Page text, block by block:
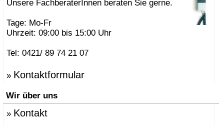
»amei
» Andrea Crosetta
»Andreas Ulbricht
»Anna-Maria Nilsson
»Antonio Norero
»Apartment 8
»Arne Jacobsen
»Atmosphere Globus
Unsere FachberaterInnen beraten Sie gerne.
Tage: Mo-Fr
Uhrzeit: 09:00 bis 15:00 Uhr
Tel: 0421/ 89 74 21 07
» Kontaktformular
Wir über uns
» Kontakt